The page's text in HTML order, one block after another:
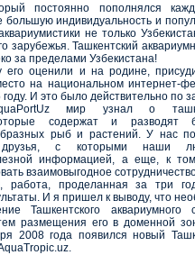
постоянно пополнялся
большую индивидуальность и
не только
зарубежья. Ташкентский
за пределами Узбекистана!
его оценили и на родине,
на национальном интернет-
И это было действительно по
мир узнал о
содержат и разводят
рыб и растений. У нас
друзья, с которыми наши
информацией, а еще, к
взаимовыгодное
работа, проделанная за три
И я пришел к выводу, что
Ташкентского аквариумного
размещения его в доменной
2008 года появился новый